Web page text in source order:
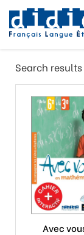
Search results
Avec